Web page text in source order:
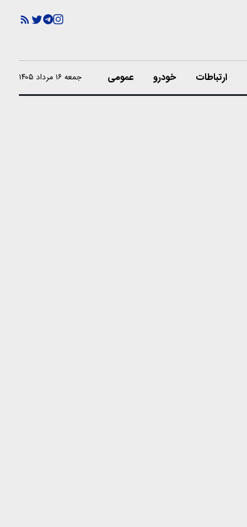
ارتباطات خودرو عمومی جمعه ۱۶ مرداد ۱۴۰۵